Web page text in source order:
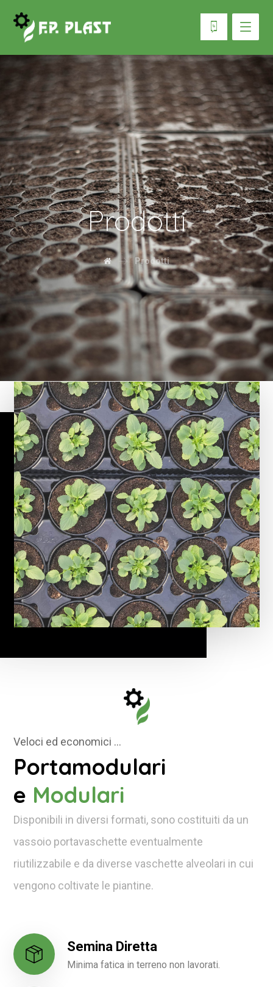
Prodotti
Prodotti
Veloci ed economici …
Portamodulari
e Modulari
Disponibili in diversi formati, sono costituiti da un
vassoio portavaschette eventualmente
riutilizzabile e da diverse vaschette alveolari in cui
vengono coltivate le piantine.
Semina Diretta
Minima fatica in terreno non lavorati.